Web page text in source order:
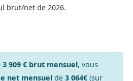
brut/net de 2026.
3 909 € brut mensuel, vous
net mensuelde 3 064€(sur